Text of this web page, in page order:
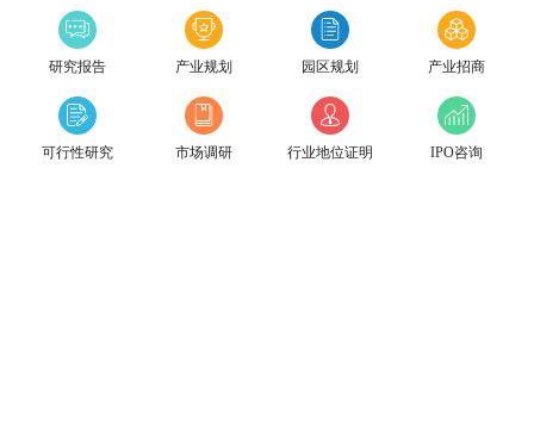
研究报告 产业规划 园区规划 产业招商
可行性研究 市场调研 行业地位证明 IPO咨询